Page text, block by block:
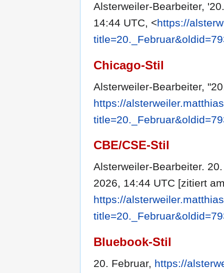
Alsterweiler-Bearbeiter,
14:44 UTC, <https://
Chicago-Stil
Alsterweiler-Bearbeiter,
https://
CBE/CSE-Stil
Alsterweiler-Bearbeiter.
2026, 14:44 UTC [zitiert
https://
Bluebook-Stil
20. Februar, https://